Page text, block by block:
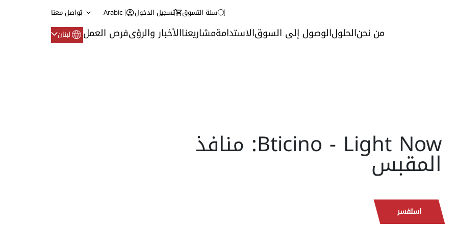
سلة التسوق تسجيل الدخول Arabic تواصل معنا
من نحنالحلولالوصول إلى السوقالاستدامةمشاريعناالأخبار والرؤىفرص العمل لبنان
Bticino - Light Now: منافذ
المقبس
استفسر